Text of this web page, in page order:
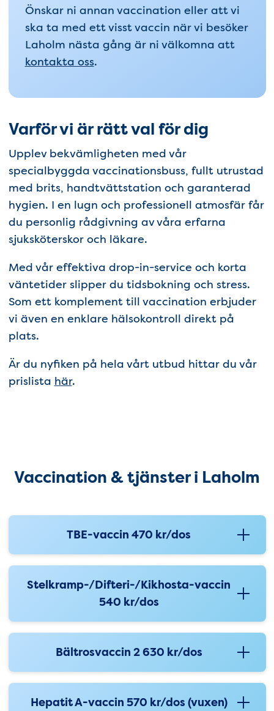
Önskar ni annan vaccination eller att vi
ska ta med ett visst vaccin när vi besöker
Laholm nästa gång är ni välkomna att
kontakta oss.
Varför vi är rätt val för dig
Upplev bekvämligheten med vår
specialbyggda vaccinationsbuss, fullt utrustad
med brits, handtvättstation och garanterad
hygien. I en lugn och professionell atmosfär får
du personlig rådgivning av våra erfarna
sjuksköterskor och läkare.
Med vår effektiva drop-in-service och korta
väntetider slipper du tidsbokning och stress.
Som ett komplement till vaccination erbjuder
vi även en enklare hälsokontroll direkt på
plats.
Är du nyfiken på hela vårt utbud hittar du vår
prislista här.
Vaccination & tjänster i Laholm
TBE-vaccin 470 kr/dos
Stelkramp-/Difteri-/Kikhosta-vaccin
540 kr/dos
Bältrosvaccin 2 630 kr/dos
Hepatit A-vaccin 570 kr/dos (vuxen)